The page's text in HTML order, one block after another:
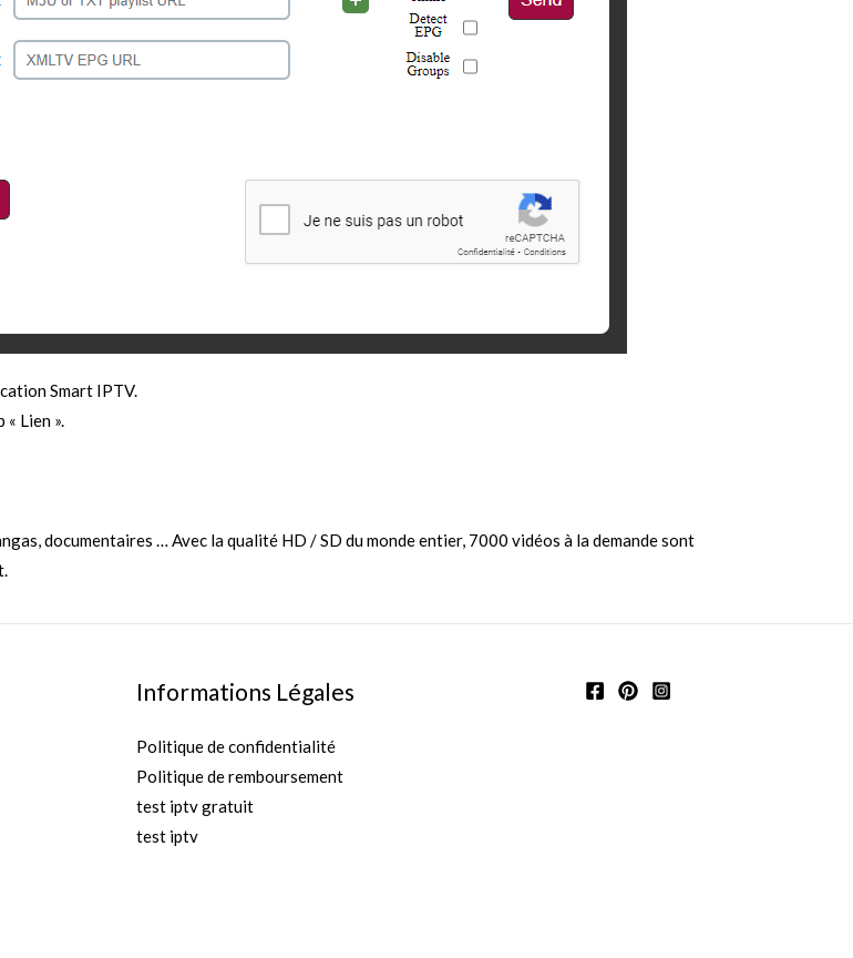
Smart IPTV.
« Lien ».
documentaires … Avec la qualité HD / SD du monde entier, 7000 vidéos à la demande sont
Informations Légales
Politique de confidentialité
Politique de remboursement
test iptv gratuit
test iptv